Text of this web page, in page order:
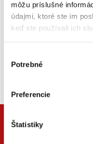
môžu príslušné
údajmi, ktoré ste im
keď ste používali ich
súhlasu
Potrebné
Preferencie
Štatistiky